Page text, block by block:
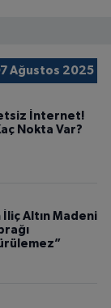
Ağustos 2025
İnternet!
Nokta Var?
Altın Madeni